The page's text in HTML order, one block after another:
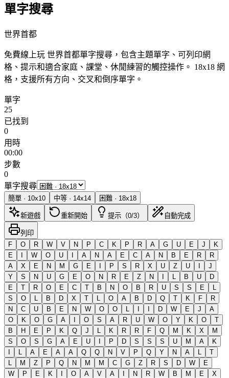
單字搜尋
世界首都
免費線上玩 世界首都單字搜尋，包含主題單字、可列印網
格、提示和適合家庭、課堂、休閒練習的觸控操作。 18x18 網
格，支援所有方向、交叉和倒序單字。
單字
25
已找到
0
用時
00:00
步數
0
單字搜尋
簡單 · 10x10 中等 · 14x14 困難 · 18x18
新遊戲 重新開始 提示（0/3） 自動完成
列印
F
O R W V N P C K P R A G U E J
K
E
I W O U I A N A E C A N B E R
R
A
X E N M G E I P S R X U Z U I
J
Y
S N U G E O N R E Z N I L B U
D
E
T R O E C T B N O B R U S S E
L
S
O L B D X T L O A B D Q T K F
R
N
C U B E N W O O L I I D W E J
A
O
K O G A I O S A R U W O Y K O
T
B
H E P K Q J L K R R F Q M K X
M
S
O S G A E U I P D S S S U M A
K
I
L A E A A Q Q N V P Q Y N A L
T
L
M Z P Q N M M C G Z R S D W
E
W
P E K I O A V A I N R W B M E
X